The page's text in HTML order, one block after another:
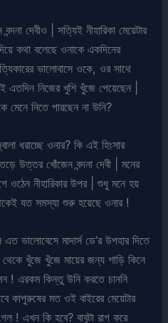
দেবীও | সত্যিই নীহারিকা মেয়েটার
কথা বলেছে ওনাকে একদিনের
ভালোবাসে ওকে, ওর সাথে
এতদিন নিজের খুশি খুঁজে পেয়েছেন |
মেনে নিতে পারছেন না উনি?
ধরাচ্ছে ওনার? কি এই হিংসার
উত্তর খোঁজেন বন্দনা দেবী | মনের
নীহারিকার উপর | শুধু মনে হয়
যত সমস্যা শুরু হয়েছে ওনার !
ভালোবেসে মাদার্স ডে’র উপহার দিতে
খুঁজে খুঁজে মায়ের জন্য শাড়ি কিনে
! এরকম কিন্তু উনি করতে চাননি
কাপুরুষের মত ওই বাইরের মেয়েটার
! এখন কি হবে? বাবুটা রাগ করে